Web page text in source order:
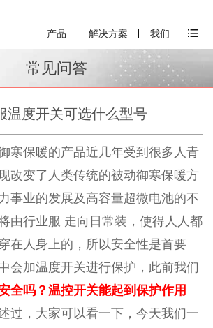
产品 解决方案 我们
常见问答
温度开关可选什么型号
寒保暖的产品近几年受到很多人青
改变了人类传统的被动御寒保暖方
事业的发展及高容量超微电池的不
由行业服 走向日常装，使得人人都
在人身上的，所以安全性是首要
会加温度开关进行保护，此前我们
全吗？温控开关能起到保护作用
过，大家可以看一下，今天我们一